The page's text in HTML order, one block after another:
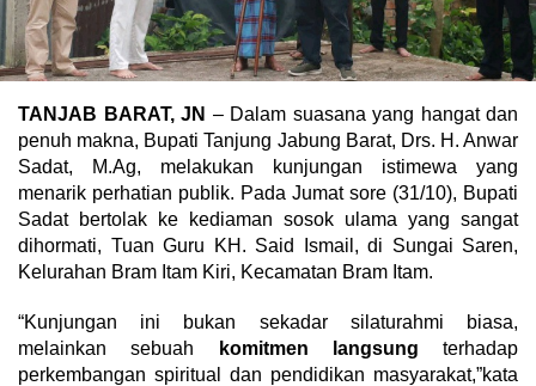
TANJAB BARAT, JN – Dalam suasana yang hangat dan
penuh makna, Bupati Tanjung Jabung Barat, Drs. H. Anwar
Sadat, M.Ag, melakukan kunjungan istimewa yang
menarik perhatian publik. Pada Jumat sore (31/10), Bupati
Sadat bertolak ke kediaman sosok ulama yang sangat
dihormati, Tuan Guru KH. Said Ismail , di Sungai Saren,
Kelurahan Bram Itam Kiri, Kecamatan Bram Itam.
“Kunjungan ini bukan sekadar silaturahmi biasa,
melainkan sebuah
komitmen langsung terhadap
perkembangan spiritual dan pendidikan masyarakat,”kata